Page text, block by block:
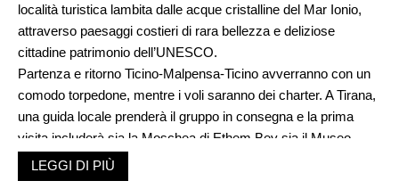
località turistica lambita dalle acque cristalline del Mar Ionio,
attraverso paesaggi costieri di rara bellezza e deliziose
cittadine patrimonio dell’UNESCO.
Partenza e ritorno Ticino-Malpensa-Ticino avverranno con un
comodo torpedone, mentre i voli saranno dei charter. A Tirana,
una guida locale prenderà il gruppo in consegna e la prima
visita includerà sia la Moschea di Ethem Bey sia il Museo
Storico Nazionale. Va detto che la città, simbolo della nuova
Albania, ha cambiato volto ed è ricca di locali alla moda,
LEGGI DI PIÙ